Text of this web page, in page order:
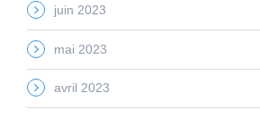
juin 2023
mai 2023
avril 2023